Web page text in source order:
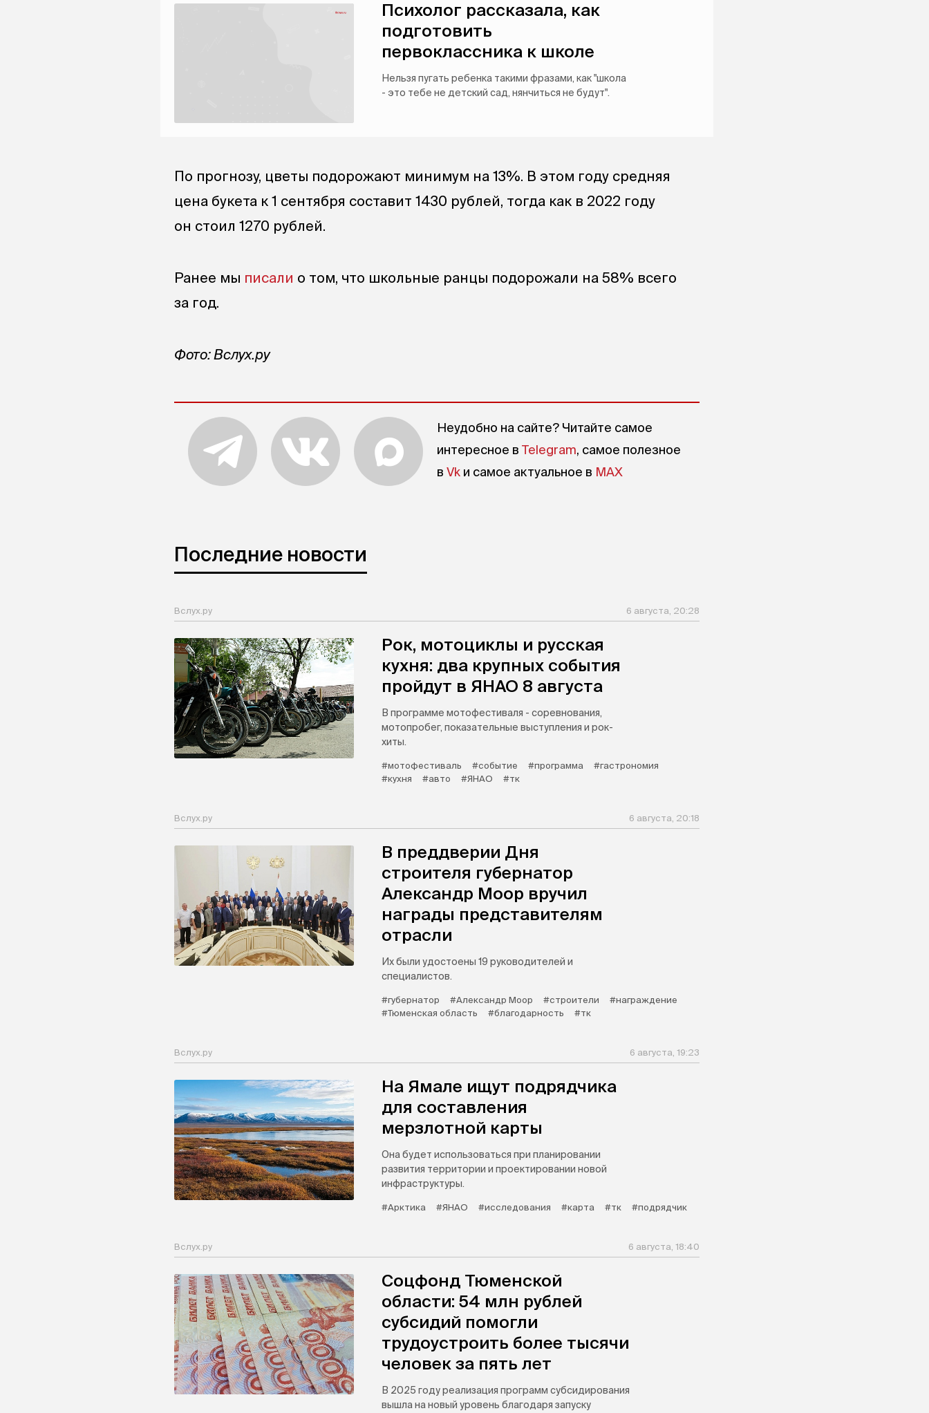
Психолог рассказала, как
подготовить
первоклассника к школе
Нельзя пугать ребенка такими фразами, как "школа
- это тебе не детский сад, нянчиться не будут".
По прогнозу, цветы подорожают минимум на 13%. В этом году средняя
цена букета к 1 сентября составит 1430 рублей, тогда как в 2022 году
он стоил 1270 рублей.
Ранее мы писали о том, что школьные ранцы подорожали на 58% всего
за год.
Фото: Вслух.ру
Неудобно на сайте? Читайте самое
интересное в Telegram, самое полезное
в Vk и самое актуальное в MAX
Последние новости
Вслух.ру 6 августа, 20:28
Рок, мотоциклы и русская
кухня: два крупных события
пройдут в ЯНАО 8 августа
В программе мотофестиваля - соревнования,
мотопробег, показательные выступления и рок-
хиты.
#мотофестиваль #событие #программа
#гастрономия
#кухня
#авто #ЯНАО #тк
Вслух.ру 6 августа, 20:18
В преддверии Дня
строителя губернатор
Александр Моор вручил
награды представителям
отрасли
Их были удостоены 19 руководителей и
специалистов.
#губернатор #Александр Моор #строители
#награждение
#Тюменская область
#благодарность #тк
Вслух.ру 6 августа, 19:23
На Ямале ищут подрядчика
для составления
мерзлотной карты
Она будет использоваться при планировании
развития территории и проектировании новой
инфраструктуры.
#Арктика #ЯНАО #исследования #карта #тк #подрядчик
Вслух.ру 6 августа, 18:40
Соцфонд Тюменской
области: 54 млн рублей
субсидий помогли
трудоустроить более тысячи
человек за пять лет
В 2025 году реализация программ субсидирования
вышла на новый уровень благодаря запуску